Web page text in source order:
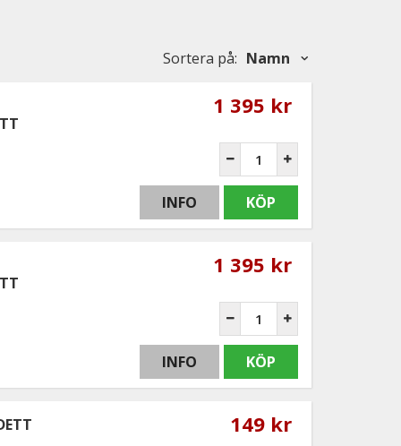
Sortera på: Namn
1 395 kr
INFO KÖP
1 395 kr
INFO KÖP
149 kr